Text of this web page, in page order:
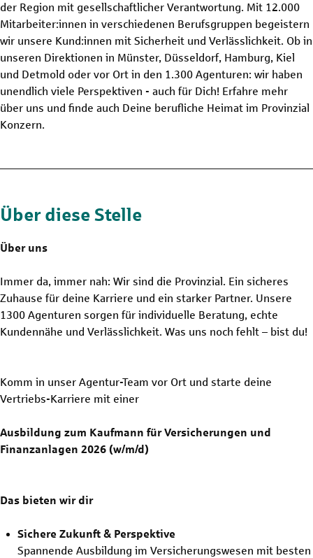
der Region mit gesellschaftlicher Verantwortung. Mit 12.000
Mitarbeiter:innen in verschiedenen Berufsgruppen begeistern
wir unsere Kund:innen mit Sicherheit und Verlässlichkeit. Ob in
unseren Direktionen in Münster, Düsseldorf, Hamburg, Kiel
und Detmold oder vor Ort in den 1.300 Agenturen: wir haben
unendlich viele Perspektiven - auch für Dich! Erfahre mehr
über uns und finde auch Deine berufliche Heimat im Provinzial
Konzern.
Über diese Stelle
Über uns
Immer da, immer nah: Wir sind die Provinzial. Ein sicheres
Zuhause für deine Karriere und ein starker Partner. Unsere
1300 Agenturen sorgen für individuelle Beratung, echte
Kundennähe und Verlässlichkeit. Was uns noch fehlt – bist du!
Komm in unser Agentur-Team vor Ort und starte deine
Vertriebs-Karriere mit einer
Ausbildung zum Kaufmann für Versicherungen und
Finanzanlagen 2026 (w/m/d)
Das bieten wir dir
Sichere Zukunft & Perspektive
Spannende Ausbildung im Versicherungswesen mit besten